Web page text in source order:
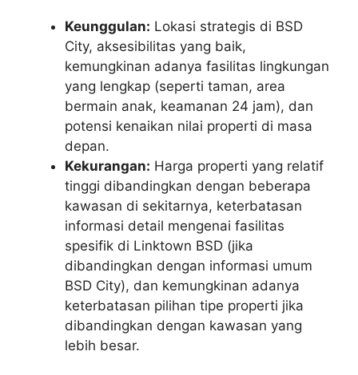
Keunggulan: Lokasi strategis di BSD
City, aksesibilitas yang baik,
kemungkinan adanya fasilitas lingkungan
yang lengkap (seperti taman, area
bermain anak, keamanan 24 jam), dan
potensi kenaikan nilai properti di masa
depan.
Kekurangan: Harga properti yang relatif
tinggi dibandingkan dengan beberapa
kawasan di sekitarnya, keterbatasan
informasi detail mengenai fasilitas
spesifik di Linktown BSD (jika
dibandingkan dengan informasi umum
BSD City), dan kemungkinan adanya
keterbatasan pilihan tipe properti jika
dibandingkan dengan kawasan yang
lebih besar.